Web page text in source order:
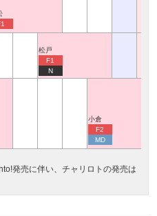
松戸
F1
N
小倉
F2
MD
発売に伴い、チャリロトの発売は